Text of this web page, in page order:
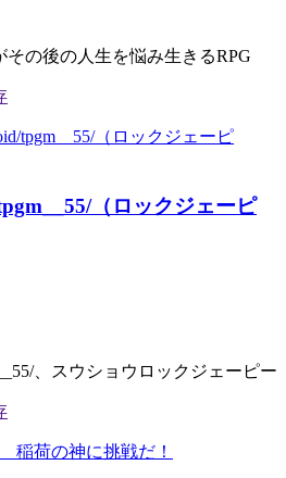
の後の人生を悩み生きるRPG
（ロックジェーピ
、スウショウロックジェーピー